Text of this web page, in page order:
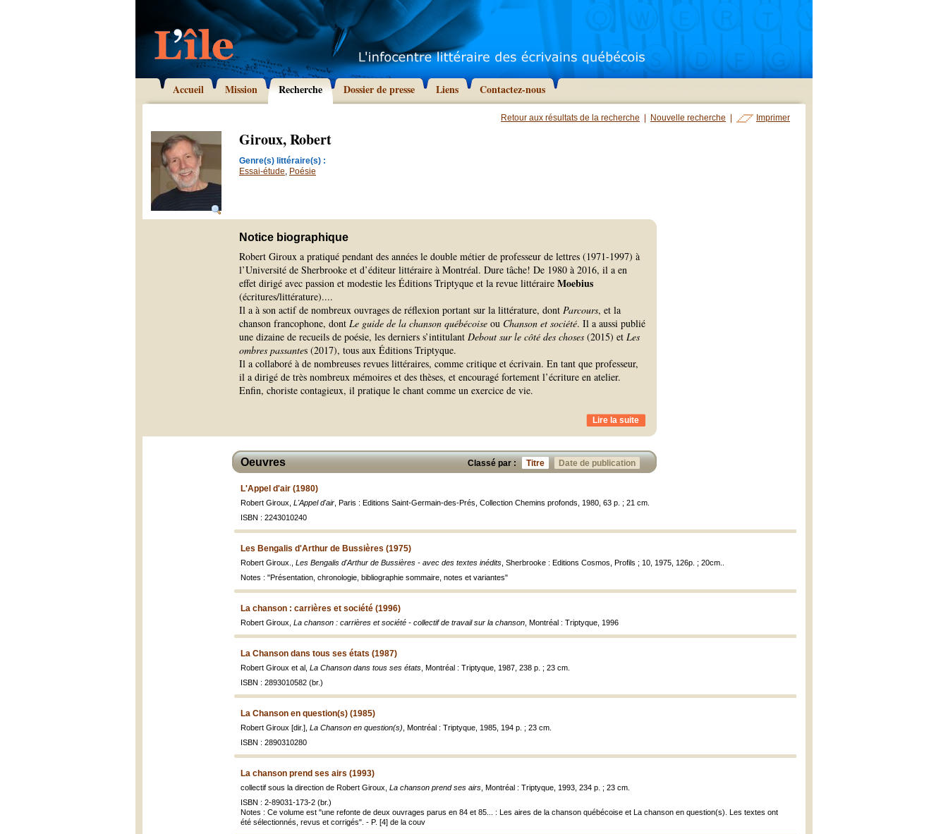
Accueil Mission Recherche Dossier de presse Liens Contactez-nous
Retour aux résultats de la recherche Nouvelle recherche Imprimer
Giroux, Robert
Genre(s) littéraire(s) :
Essai-étude, Poésie
Notice biographique
Robert Giroux a pratiqué pendant des années le double métier de professeur de lettres (1971-1997) à
l’Université de Sherbrooke et d’éditeur littéraire à Montréal. Dure tâche! De 1980 à 2016, il a en
effet dirigé avec passion et modestie les Éditions Triptyque et la revue littéraire Moebius
(écritures/littérature)....
Il a à son actif de nombreux ouvrages de réflexion portant sur la littérature, dont Parcours, et la
chanson francophone, dont Le guide de la chanson québécoise ou Chanson et société. Il a aussi publié
une dizaine de recueils de poésie, les derniers s’intitulant Debout sur le côté des choses (2015) et Les
ombres passantes (2017), tous aux Éditions Triptyque.
Il a collaboré à de nombreuses revues littéraires, comme critique et écrivain. En tant que professeur,
il a dirigé de très nombreux mémoires et des thèses, et encouragé fortement l’écriture en atelier.
Enfin, choriste contagieux, il pratique le chant comme un exercice de vie.
Lire la suite
Classé par : Titre Date de publication
Oeuvres
L'Appel d'air (1980)
Robert Giroux, L'Appel d'air , Paris : Editions Saint-Germain-des-Prés, Collection Chemins profonds, 1980, 63 p. ; 21 cm.
ISBN : 2243010240
Les Bengalis d'Arthur de Bussières (1975)
Robert Giroux., Les Bengalis d'Arthur de Bussières - avec des textes inédits , Sherbrooke : Editions Cosmos, Profils ; 10, 1975, 126p. ; 20cm..
Notes : "Présentation, chronologie, bibliographie sommaire, notes et variantes"
La chanson : carrières et société (1996)
Robert Giroux, La chanson : carrières et société - collectif de travail sur la chanson , Montréal : Triptyque, 1996
La Chanson dans tous ses états (1987)
Robert Giroux et al, La Chanson dans tous ses états , Montréal : Triptyque, 1987, 238 p. ; 23 cm.
ISBN : 2893010582 (br.)
La Chanson en question(s) (1985)
Robert Giroux [dir.], La Chanson en question(s) , Montréal : Triptyque, 1985, 194 p. ; 23 cm.
ISBN : 2890310280
La chanson prend ses airs (1993)
collectif sous la direction de Robert Giroux, La chanson prend ses airs , Montréal : Triptyque, 1993, 234 p. ; 23 cm.
ISBN : 2-89031-173-2 (br.)
Notes : Ce volume est "une refonte de deux ouvrages parus en 84 et 85... : Les aires de la chanson québécoise et La chanson en question(s). Les textes ont
été sélectionnés, revus et corrigés". - P. [4] de la couv